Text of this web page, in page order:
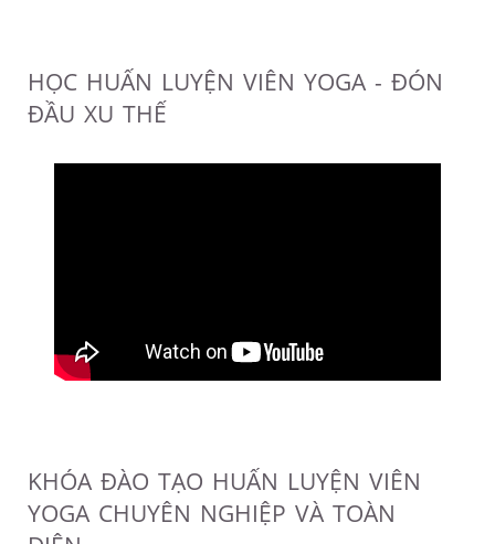
HỌC HUẤN LUYỆN VIÊN YOGA - ĐÓN
ĐẦU XU THẾ
KHÓA ĐÀO TẠO HUẤN LUYỆN VIÊN
YOGA CHUYÊN NGHIỆP VÀ TOÀN